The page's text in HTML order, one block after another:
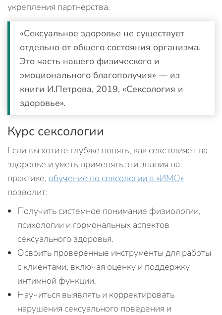
укрепления партнерства.
«Сексуальное здоровье не существует
отдельно от общего состояния организма.
Это часть нашего физического и
эмоционального благополучия» — из
книги И.Петрова, 2019, «Сексология и
здоровье».
Курс сексологии
Если вы хотите глубже понять, как секс влияет на
здоровье и уметь применять эти знания на
практике, обучение по сексологии в «ИМО»
позволит:
Получить системное понимание физиологии,
психологии и гормональных аспектов
сексуального здоровья.
Освоить проверенные инструменты для работы
с клиентами, включая оценку и поддержку
интимной функции.
Научиться выявлять и корректировать
нарушения сексуального поведения и